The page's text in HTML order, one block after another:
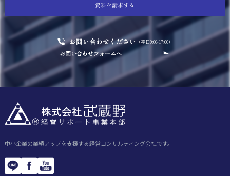
資料を請求する
お問い合わせください （平日9:00-17:00）
お問い合わせフォームへ
中小企業の業績アップを支援する経営コンサルティング会社です。